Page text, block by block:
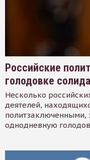
Российские
голодовке
Несколько
деятелей,
политзаключенными,
однодневную